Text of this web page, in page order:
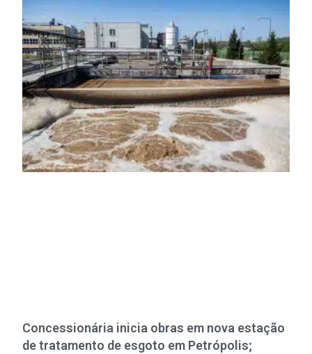
Concessionária inicia obras em nova estação
de tratamento de esgoto em Petrópolis;